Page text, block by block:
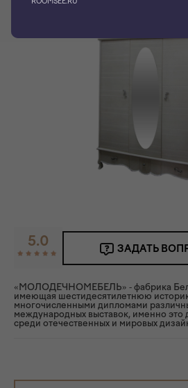
5.0 ЗАДАТЬ
«МОЛОДЕЧНОМЕБЕЛЬ» - фабрика
имеющая шестидесятилетнюю
многочисленными дипломами
международных выставок, именно это
среди отечественных и мировых